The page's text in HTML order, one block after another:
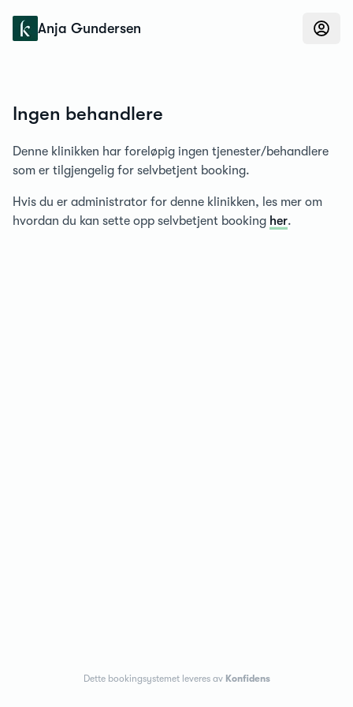
Anja Gundersen
Ingen behandlere
Denne klinikken har foreløpig ingen tjenester/behandlere
som er tilgjengelig for selvbetjent booking.
Hvis du er administrator for denne klinikken, les mer om
hvordan du kan sette opp selvbetjent booking her.
Dette bookingsystemet leveres av Konfidens